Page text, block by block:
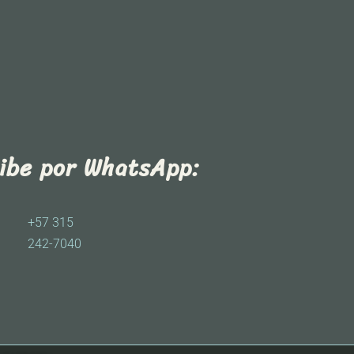
por WhatsApp:
+57 315
242-7040